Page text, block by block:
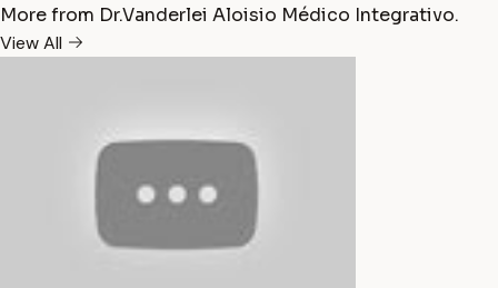
More from Dr.Vanderlei Aloisio Médico Integrativo.
View All